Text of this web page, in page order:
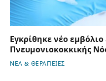
Εγκρίθηκε νέο εμβόλιο
Πνευμονιοκοκκικής
ΝΕΑ & ΘΕΡΑΠΕΙΕΣ